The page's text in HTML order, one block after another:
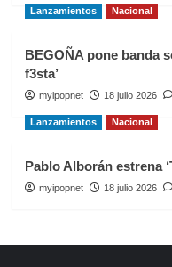
Lanzamientos Nacional
BEGOÑA pone banda
f3sta’
myipopnet 18 julio 2026
Lanzamientos Nacional
Pablo Alborán estrena
myipopnet 18 julio 2026